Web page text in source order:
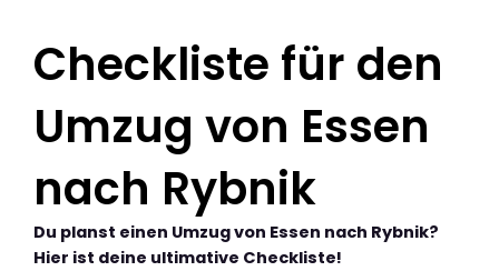
Checkliste für den
Umzug von Essen
nach Rybnik
Du planst einen Umzug von Essen nach Rybnik?
Hier ist deine ultimative Checkliste!